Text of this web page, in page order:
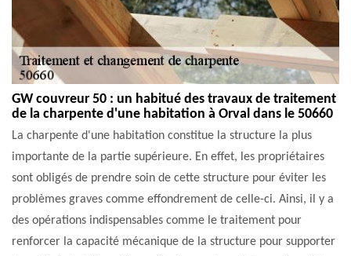
GW couvreur 50 : un habitué des travaux de traitement
de la charpente d'une habitation à Orval dans le 50660
La charpente d'une habitation constitue la structure la plus
importante de la partie supérieure. En effet, les propriétaires
sont obligés de prendre soin de cette structure pour éviter les
problèmes graves comme effondrement de celle-ci. Ainsi, il y a
des opérations indispensables comme le traitement pour
renforcer la capacité mécanique de la structure pour supporter